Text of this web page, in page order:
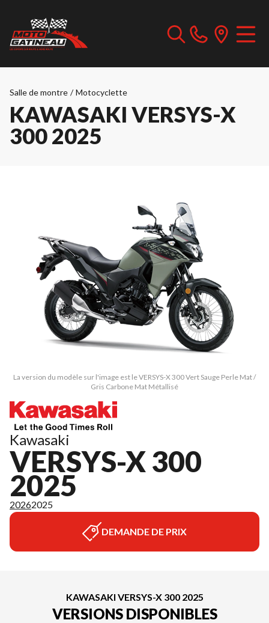
Salle de montre / Motocyclette
KAWASAKI VERSYS-X
300 2025
La version du modèle sur l'image est le VERSYS-X 300 Vert Sauge Perle Mat /
Gris Carbone Mat Métallisé
Kawasaki
VERSYS-X 300
2025
20262025
DEMANDE DE PRIX
KAWASAKI VERSYS-X 300 2025
VERSIONS DISPONIBLES